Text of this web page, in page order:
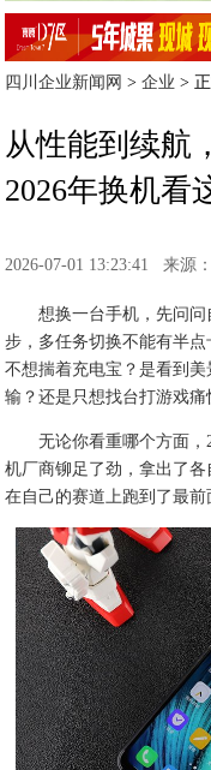
四川企业新闻网 >企业 >
从性能到续
2026年换机看
2026-07-01 13:23:41 来源
想换一台手机，先问
步，多任务切换不能有半
不想揣着充电宝？是看到
输？还是只想找台打游戏
无论你看重哪个方面，
机厂商铆足了劲，拿出了
在自己的赛道上跑到了最前